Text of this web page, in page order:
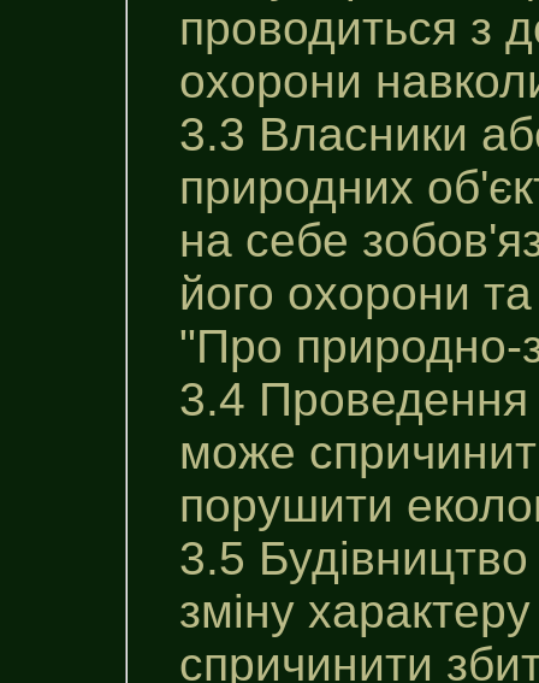
проводиться з
охорони
3.3 Власники
природних
на себе
його охорони
"Про
3.4 Проведення
може
порушити
3.5
зміну
спричинити